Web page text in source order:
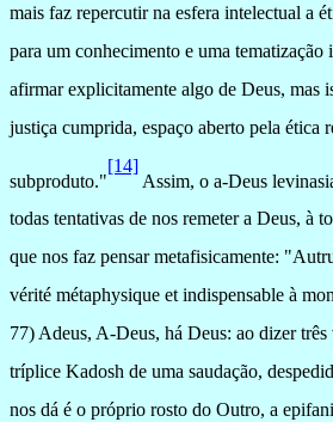
mais faz repercutir na esfera intelectual a
para um conhecimento e uma tematização
afirmar explicitamente algo de Deus, mas
justiça cumprida, espaço aberto pela ética
subproduto."
[14]
Assim, o a-Deus
todas tentativas de nos remeter a Deus, à
que nos faz pensar metafisicamente: "
vérité métaphysique et indispensable à
77) Adeus, A-Deus, há Deus: ao dizer três
tríplice Kadosh de uma saudação,
nos dá é o próprio rosto do Outro, a